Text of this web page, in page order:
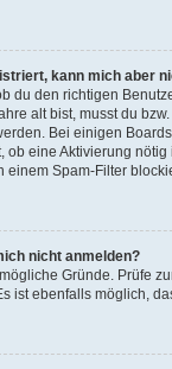
kann mich aber
du den richtigen
alt bist, musst du
Bei einigen
ob eine Aktivierung
einem Spam-Filter
nicht anmelden?
Gründe. Prüfe
ist ebenfalls möglich,